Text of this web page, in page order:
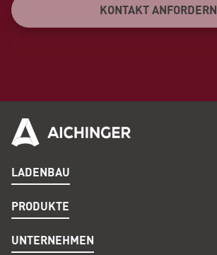
KONTAKT ANFORDERN
LADENBAU
PRODUKTE
UNTERNEHMEN